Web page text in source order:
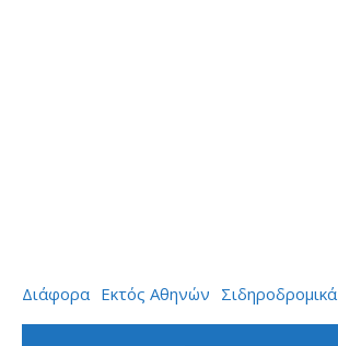
Διάφορα Εκτός Αθηνών Σιδηροδρομικά